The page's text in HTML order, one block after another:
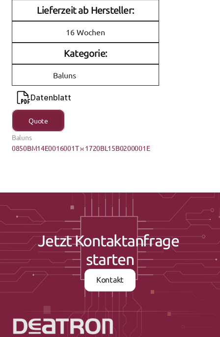
Lieferzeit ab Hersteller:
16 Wochen
Kategorie:
Baluns
Datenblatt
Quote
Baluns
0850BM14E0016001T ›‹ 1720BL15B0200001E
Jetzt Kontaktanfrage
starten
Kontakt